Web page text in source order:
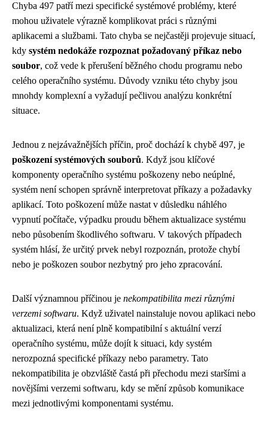
Chyba 497 patří mezi specifické systémové problémy, které
mohou uživatele výrazně komplikovat práci s různými
aplikacemi a službami. Tato chyba se nejčastěji projevuje situací,
kdy systém nedokáže rozpoznat požadovaný příkaz nebo
soubor, což vede k přerušení běžného chodu programu nebo
celého operačního systému. Důvody vzniku této chyby jsou
mnohdy komplexní a vyžadují pečlivou analýzu konkrétní
situace.
Jednou z nejzávažnějších příčin, proč dochází k chybě 497, je
poškození systémových souborů. Když jsou klíčové
komponenty operačního systému poškozeny nebo neúplné,
systém není schopen správně interpretovat příkazy a požadavky
aplikací. Toto poškození může nastat v důsledku náhlého
vypnutí počítače, výpadku proudu během aktualizace systému
nebo působením škodlivého softwaru. V takových případech
systém hlásí, že určitý prvek nebyl rozpoznán, protože chybí
nebo je poškozen soubor nezbytný pro jeho zpracování.
Další významnou příčinou je nekompatibilita mezi různými
verzemi softwaru. Když uživatel nainstaluje novou aplikaci nebo
aktualizaci, která není plně kompatibilní s aktuální verzí
operačního systému, může dojít k situaci, kdy systém
nerozpozná specifické příkazy nebo parametry. Tato
nekompatibilita je obzvláště častá při přechodu mezi staršími a
novějšími verzemi softwaru, kdy se mění způsob komunikace
mezi jednotlivými komponentami systému.